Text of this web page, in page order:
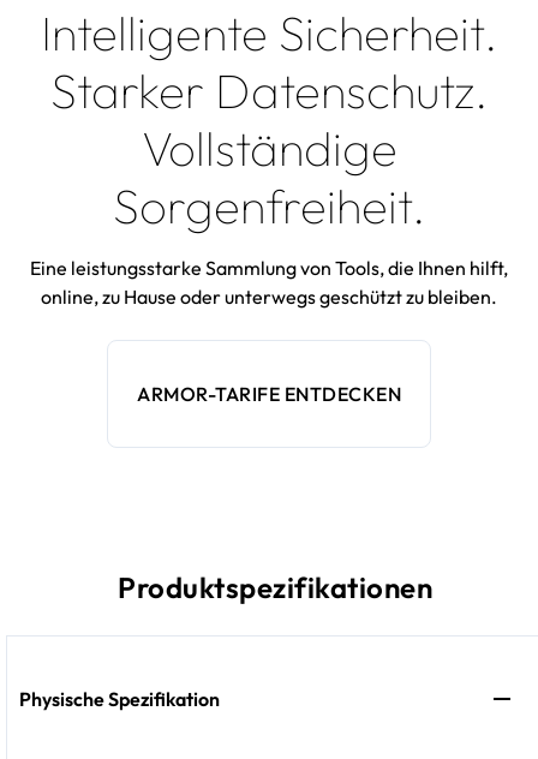
Intelligente Sicherheit.
Starker Datenschutz.
Vollständige
Sorgenfreiheit.
Eine leistungsstarke Sammlung von Tools, die Ihnen hilft,
online, zu Hause oder unterwegs geschützt zu bleiben.
ARMOR-TARIFE ENTDECKEN
Produktspezifikationen
Physische Spezifikation